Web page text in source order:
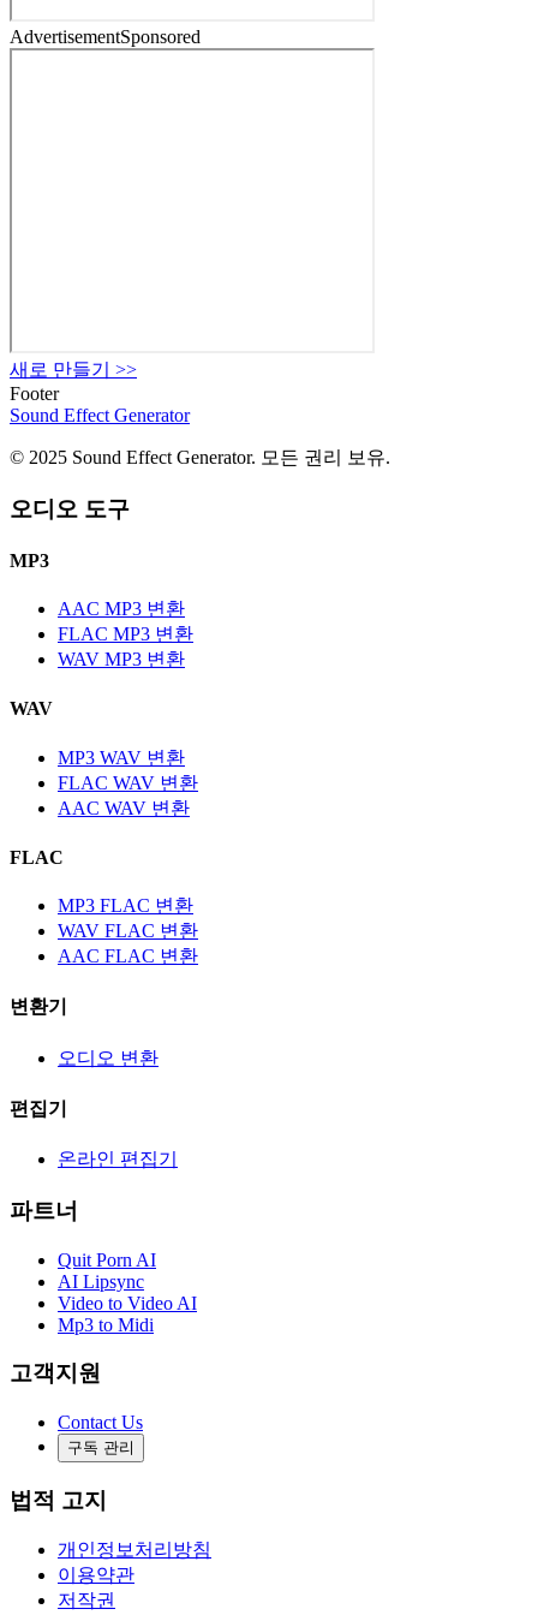
AdvertisementSponsored
새로 만들기
>>
Footer
Sound Effect Generator
© 2025 Sound Effect Generator. 모든 권리 보유.
오디오 도구
MP3
AAC MP3 변환
FLAC MP3 변환
WAV MP3 변환
WAV
MP3 WAV 변환
FLAC WAV 변환
AAC WAV 변환
FLAC
MP3 FLAC 변환
WAV FLAC 변환
AAC FLAC 변환
변환기
오디오 변환
편집기
온라인 편집기
파트너
Quit Porn AI
AI Lipsync
Video to Video AI
Mp3 to Midi
고객지원
Contact Us
구독 관리
법적 고지
개인정보처리방침
이용약관
저작권